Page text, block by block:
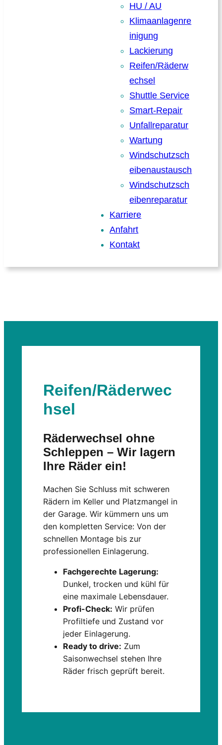
HU / AU
Klimaanlagenre
inigung
Lackierung
Reifen/Räderw
echsel
Shuttle Service
Smart-Repair
Unfallreparatur
Wartung
Windschutzsch
eibenaustausch
Windschutzsch
eibenreparatur
Karriere
Anfahrt
Kontakt
Reifen/Räderwec
hsel
Räderwechsel ohne
Schleppen – Wir lagern
Ihre Räder ein!
Machen Sie Schluss mit schweren
Rädern im Keller und Platzmangel in
der Garage. Wir kümmern uns um
den kompletten Service: Von der
schnellen Montage bis zur
professionellen Einlagerung.
Fachgerechte Lagerung:
Dunkel, trocken und kühl für
eine maximale Lebensdauer.
Profi-Check: Wir prüfen
Profiltiefe und Zustand vor
jeder Einlagerung.
Ready to drive: Zum
Saisonwechsel stehen Ihre
Räder frisch geprüft bereit.